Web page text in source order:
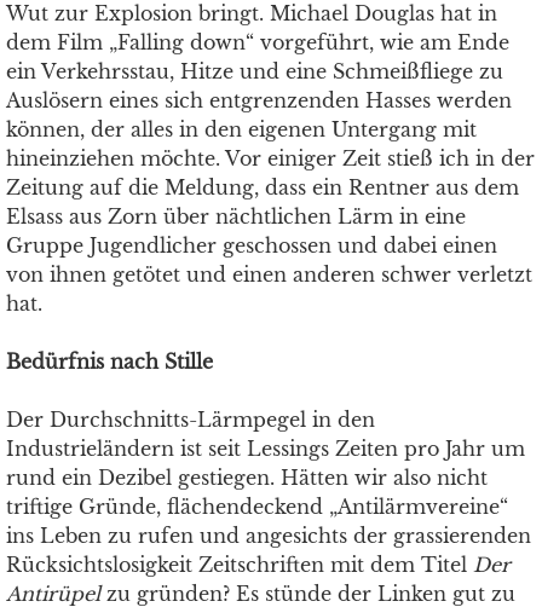
Wut zur Explosion bringt. Michael Douglas hat in
dem Film „Falling down“ vorgeführt, wie am Ende
ein Verkehrsstau, Hitze und eine Schmeißfliege zu
Auslösern eines sich entgrenzenden Hasses werden
können, der alles in den eigenen Untergang mit
hineinziehen möchte. Vor einiger Zeit stieß ich in der
Zeitung auf die Meldung, dass ein Rentner aus dem
Elsass aus Zorn über nächtlichen Lärm in eine
Gruppe Jugendlicher geschossen und dabei einen
von ihnen getötet und einen anderen schwer verletzt
hat.
Bedürfnis nach Stille
Der Durchschnitts-Lärmpegel in den
Industrieländern ist seit Lessings Zeiten pro Jahr um
rund ein Dezibel gestiegen. Hätten wir also nicht
triftige Gründe, flächendeckend „Antilärmvereine“
ins Leben zu rufen und angesichts der grassierenden
Rücksichtslosigkeit Zeitschriften mit dem Titel Der
Antirüpelzu gründen? Es stünde der Linken gut zu